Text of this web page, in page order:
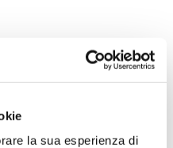
la sua esperienza di